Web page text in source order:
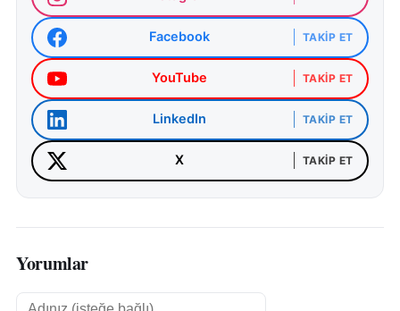
Facebook TAKIP ET
YouTube TAKIP ET
LinkedIn TAKIP ET
X TAKIP ET
Yorumlar